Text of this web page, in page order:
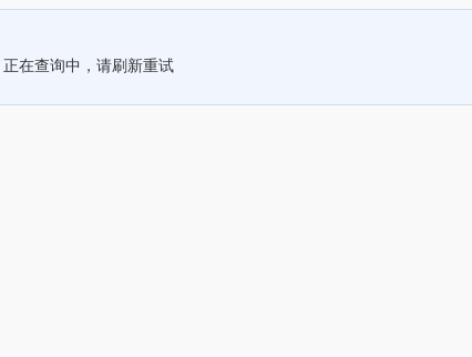
正在查询中，请刷新重试